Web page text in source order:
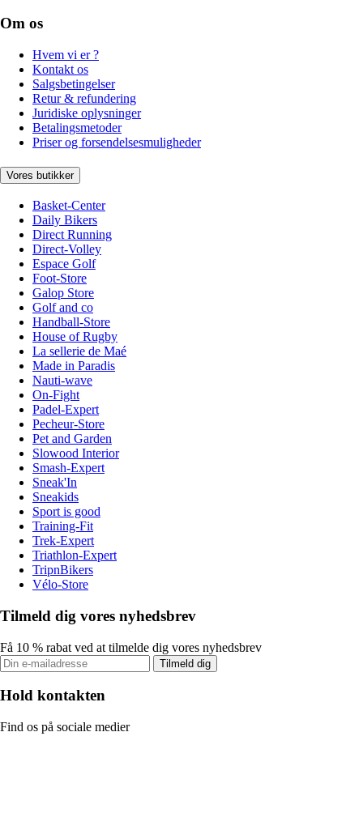
Om os
Hvem vi er ?
Kontakt os
Salgsbetingelser
Retur & refundering
Juridiske oplysninger
Betalingsmetoder
Priser og forsendelsesmuligheder
Vores butikker
Basket-Center
Daily Bikers
Direct Running
Direct-Volley
Espace Golf
Foot-Store
Galop Store
Golf and co
Handball-Store
House of Rugby
La sellerie de Maé
Made in Paradis
Nauti-wave
On-Fight
Padel-Expert
Pecheur-Store
Pet and Garden
Slowood Interior
Smash-Expert
Sneak'In
Sneakids
Sport is good
Training-Fit
Trek-Expert
Triathlon-Expert
TripnBikers
Vélo-Store
Tilmeld dig vores nyhedsbrev
Få 10 % rabat ved at tilmelde dig vores nyhedsbrev
Tilmeld dig
Hold kontakten
Find os på sociale medier